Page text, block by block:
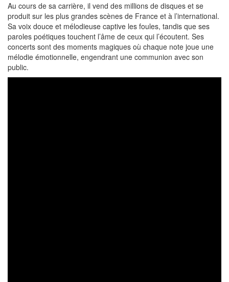
Au cours de sa carrière, il vend des millions de disques et se
produit sur les plus grandes scènes de France et à l’international.
Sa voix douce et mélodieuse captive les foules, tandis que ses
paroles poétiques touchent l’âme de ceux qui l’écoutent. Ses
concerts sont des moments magiques où chaque note joue une
mélodie émotionnelle, engendrant une communion avec son
public.